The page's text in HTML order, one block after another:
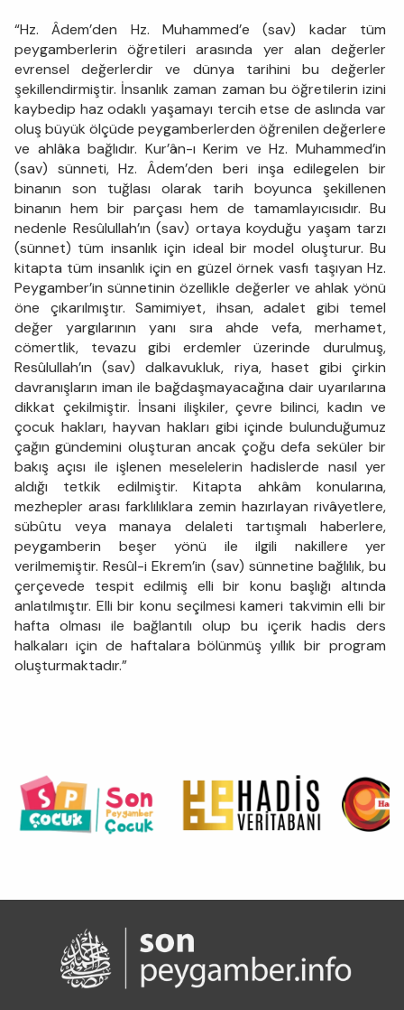
“Hz. Âdem’den Hz. Muhammed’e (sav) kadar tüm
peygamberlerin öğretileri arasında yer alan değerler
evrensel değerlerdir ve dünya tarihini bu değerler
şekillendirmiştir. İnsanlık zaman zaman bu öğretilerin izini
kaybedip haz odaklı yaşamayı tercih etse de aslında var
oluş büyük ölçüde peygamberlerden öğrenilen değerlere
ve ahlâka bağlıdır. Kur’ân-ı Kerim ve Hz. Muhammed’in
(sav) sünneti, Hz. Âdem’den beri inşa edilegelen bir
binanın son tuğlası olarak tarih boyunca şekillenen
binanın hem bir parçası hem de tamamlayıcısıdır. Bu
nedenle Resûlullah’ın (sav) ortaya koyduğu yaşam tarzı
(sünnet) tüm insanlık için ideal bir model oluşturur. Bu
kitapta tüm insanlık için en güzel örnek vasfı taşıyan Hz.
Peygamber’in sünnetinin özellikle değerler ve ahlak yönü
öne çıkarılmıştır. Samimiyet, ihsan, adalet gibi temel
değer yargılarının yanı sıra ahde vefa, merhamet,
cömertlik, tevazu gibi erdemler üzerinde durulmuş,
Resûlullah’ın (sav) dalkavukluk, riya, haset gibi çirkin
davranışların iman ile bağdaşmayacağına dair uyarılarına
dikkat çekilmiştir. İnsani ilişkiler, çevre bilinci, kadın ve
çocuk hakları, hayvan hakları gibi içinde bulunduğumuz
çağın gündemini oluşturan ancak çoğu defa seküler bir
bakış açısı ile işlenen meselelerin hadislerde nasıl yer
aldığı tetkik edilmiştir. Kitapta ahkâm konularına,
mezhepler arası farklılıklara zemin hazırlayan rivâyetlere,
sübûtu veya manaya delaleti tartışmalı haberlere,
peygamberin beşer yönü ile ilgili nakillere yer
verilmemiştir. Resûl-i Ekrem’in (sav) sünnetine bağlılık, bu
çerçevede tespit edilmiş elli bir konu başlığı altında
anlatılmıştır. Elli bir konu seçilmesi kameri takvimin elli bir
hafta olması ile bağlantılı olup bu içerik hadis ders
halkaları için de haftalara bölünmüş yıllık bir program
oluşturmaktadır.”